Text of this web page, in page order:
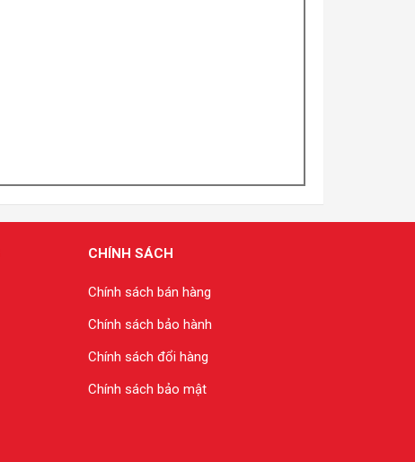
CHÍNH SÁCH
Chính sách bán hàng
Chính sách bảo hành
Chính sách đổi hàng
Chính sách bảo mật